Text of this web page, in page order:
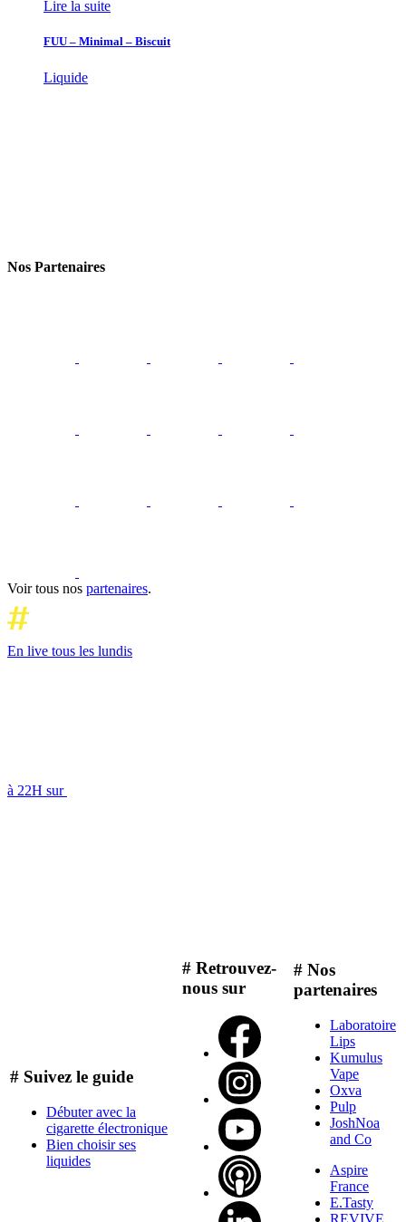
Lire la suite
FUU – Minimal – Biscuit
Liquide
Nos Partenaires
Voir tous nos partenaires.
En live tous les lundis
à 22H sur
# Suivez le guide
Débuter avec la
cigarette électronique
Bien choisir ses
liquides
# Retrouvez-
nous sur
# Nos
partenaires
Laboratoire
Lips
Kumulus
Vape
Oxva
Pulp
JoshNoa
and Co
Aspire
France
E.Tasty
REVIVE